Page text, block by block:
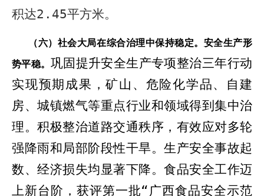
积达2.45平方米。
（六）社会大局在综合治理中保持稳定。 安全生产形
势平稳。 巩固提升安全生产专项整治三年行动
实现预期成果，矿山、 危险化学品、自建
房、城镇燃气等重点行业和领域得到 集中治
理 。 积极整治道路交通秩序，有效应对多轮
强降雨和局部阶段性干旱。生产安全事故起
数、经济损失均显著下降。食品安全工作迈
上新台阶，获评第一批“广西食品安全示范